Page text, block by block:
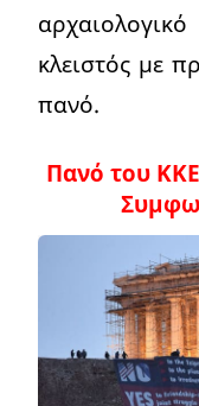
κλειστός με
πανό.
Πανό του